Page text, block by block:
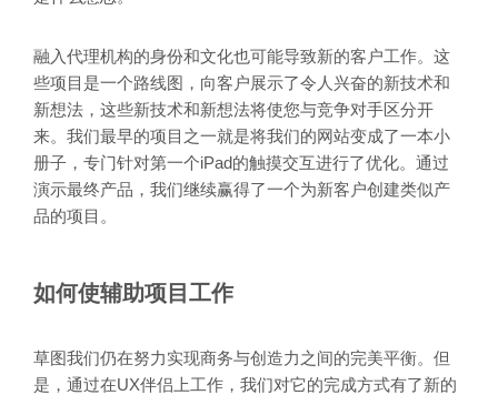
融入代理机构的身份和文化也可能导致新的客户工作。这
些项目是一个路线图，向客户展示了令人兴奋的新技术和
新想法，这些新技术和新想法将使您与竞争对手区分开
来。我们最早的项目之一就是将我们的网站变成了一本小
册子，专门针对第一个iPad的触摸交互进行了优化。通过
演示最终产品，我们继续赢得了一个为新客户创建类似产
品的项目。
如何使辅助项目工作
草图我们仍在努力实现商务与创造力之间的完美平衡。但
是，通过在UX伴侣上工作，我们对它的完成方式有了新的